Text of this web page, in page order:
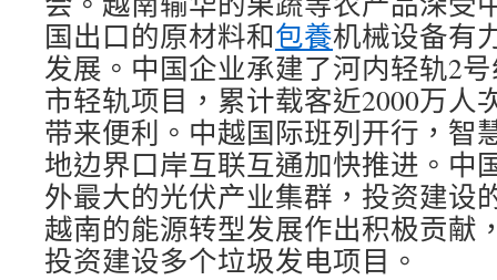
国出口的原材料和包養机械设备有
发展。中国企业承建了河内轻轨2
市轻轨项目，累计载客近2000万人
带来便利。中越国际班列开行，智
地边界口岸互联互通加快推进。中
外最大的光伏产业集群，投资建设
越南的能源转型发展作出积极贡献
投资建设多个垃圾发电项目。